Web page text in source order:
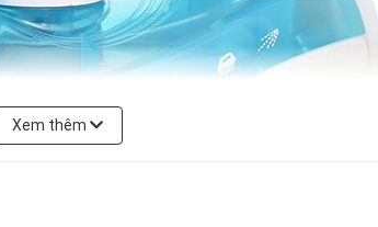
Xem thêm